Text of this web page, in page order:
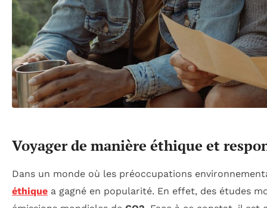
Voyager de manière éthique et
Dans un monde où les préoccupations
éthique a gagné en popularité. En effet, des études